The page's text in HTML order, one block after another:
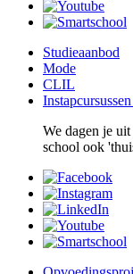
Studieaanbod
Mode
CLIL
We dagen je
school ook